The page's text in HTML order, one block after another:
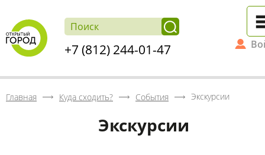
+7 (812) 244-01-47
Главная Куда сходить? События Экскурсии
Экскурсии